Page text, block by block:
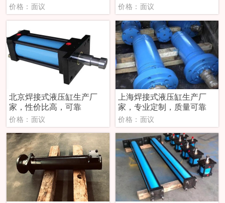
价格：面议 价格：面议
北京焊接式液压缸生产厂
家，性价比高，可靠
价格：面议
上海焊接式液压缸生产厂
家，专业定制，质量可靠
价格：面议